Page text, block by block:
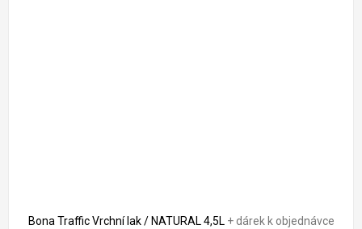
Bona Traffic Vrchní lak / NATURAL 4,5L + dárek k objednávce